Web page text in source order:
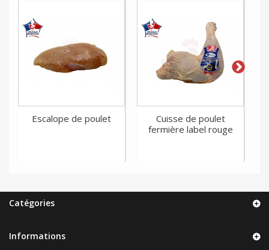
Escalope de poulet
Cuisse de poulet
fermière label rouge
Catégories
Informations